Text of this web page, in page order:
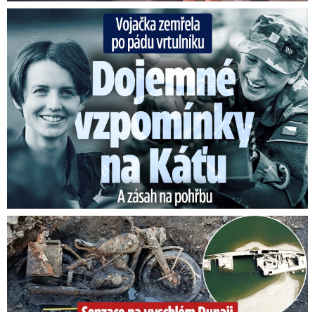
Vojačka zemřela po pádu vrtulníku: Dojemné vzpomínky na ...
Senzace na vyschlém Dunaji: Vynořily se nacistické poklady!